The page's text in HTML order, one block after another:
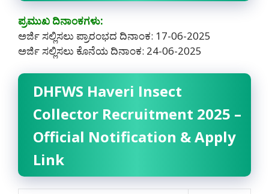
ಪ್ರಮುಖ ದಿನಾಂಕಗಳು:
ಅರ್ಜಿ ಸಲ್ಲಿಸಲು ಪ್ರಾರಂಭದ ದಿನಾಂಕ: 17-06-2025
ಅರ್ಜಿ ಸಲ್ಲಿಸಲು ಕೊನೆಯ ದಿನಾಂಕ: 24-06-2025
DHFWS Haveri Insect
Collector Recruitment 2025 –
Official Notification & Apply
Link